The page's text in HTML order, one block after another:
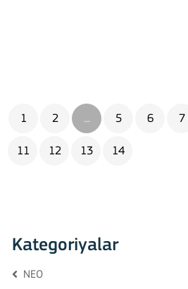
1 2 ... 5 6 7
11 12 13 14
Kategoriyalar
NEO